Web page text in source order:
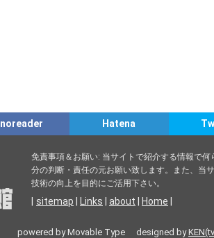
Inoreader Hatena
免責事項＆お願い: 当サイトで紹介する情報で
分の判断・責任の元お願い致します。また、当
技術の向上を目的にご活用下さい。
sitemap Links about Home
powered by Movable Type designed by